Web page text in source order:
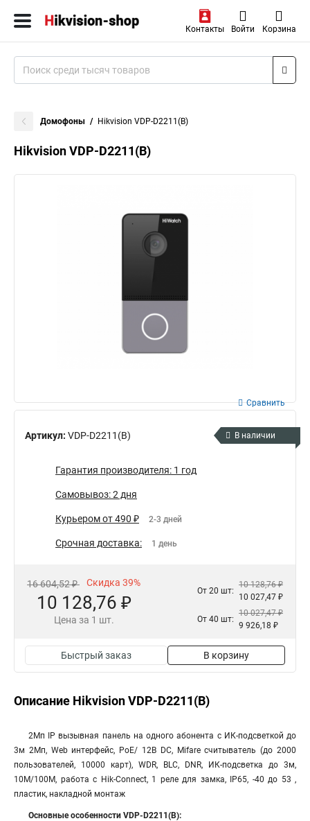
Контакты Войти Корзина
Домофоны Hikvision VDP-D2211(B)
Hikvision VDP-D2211(B)
Артикул: VDP-D2211(B)
Сравнить
В наличии
Гарантия производителя: 1 год
Самовывоз: 2 дня
Курьером от 490 ₽ 2-3 дней
Срочная доставка: 1 день
16 604,52 ₽ Скидка 39%
10 128,76 ₽
Цена за 1 шт.
От 20 шт:
10 128,76 ₽
10 027,47 ₽
От 40 шт:
10 027,47 ₽
9 926,18 ₽
Быстрый заказ В корзину
Описание Hikvision VDP-D2211(B)
2Мп IP вызывная панель на одного абонента с ИК-подсветкой до
3м 2Мп, Web интерфейс, PoE/ 12В DC, Mifare считыватель (до 2000
пользователей, 10000 карт), WDR, BLC, DNR, ИК-подсветка до 3м,
10M/100M, работа с Hik-Connect, 1 реле для замка, IP65, -40 до 53 ,
пластик, накладной монтаж
Основные особенности VDP-D2211(B):